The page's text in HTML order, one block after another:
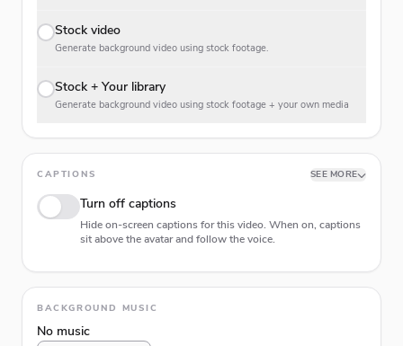
Stock video
Generate background video using stock footage.
Stock + Your library
Generate background video using stock footage + your own media
CAPTIONS SEE MORE
Turn off captions
Hide on-screen captions for this video. When on, captions
sit above the avatar and follow the voice.
Animation type
BACKGROUND MUSIC
No music